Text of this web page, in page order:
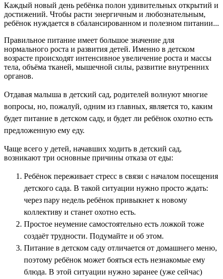
Каждый новый день ребёнка полон удивительных открытий и
достижений. Чтобы расти энергичным и любознательным,
ребёнок нуждается в сбалансированном и полезном питании...
Правильное питание имеет большое значение для
нормального роста и развития детей. Именно в детском
возрасте происходят интенсивное увеличение роста и массы
тела, объёма тканей, мышечной силы, развитие внутренних
органов.
Отдавая малыша в детский сад, родителей волнуют многие
вопросы, но, пожалуй, одним из главных, является то, каким
будет питание в детском саду, и будет ли ребёнок охотно есть
предложенную ему еду.
Чаще всего у детей, начавших ходить в детский сад,
возникают три основные причины отказа от еды:
Ребёнок переживает стресс в связи с началом посещения
детского сада. В такой ситуации нужно просто ждать:
через пару недель ребёнок привыкнет к новому
коллективу и станет охотно есть.
Простое неумение самостоятельно есть ложкой тоже
создаёт трудности. Подумайте и об этом.
Питание в детском саду отличается от домашнего меню,
поэтому ребёнок может бояться есть незнакомые ему
блюда. В этой ситуации нужно заранее (уже сейчас)